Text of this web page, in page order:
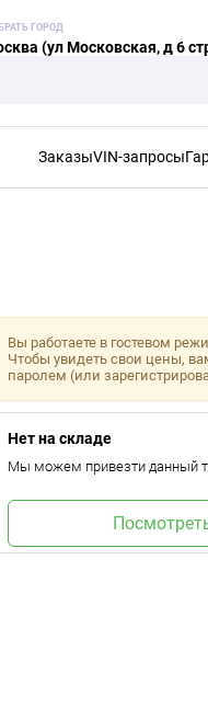
ГОРОД
(ул Московская, д 6
ЗаказыVIN-запросы
Вы работаете в гостевом
Чтобы увидеть свои цены,
паролем (или
Нет на складе
Мы можем привезти данный